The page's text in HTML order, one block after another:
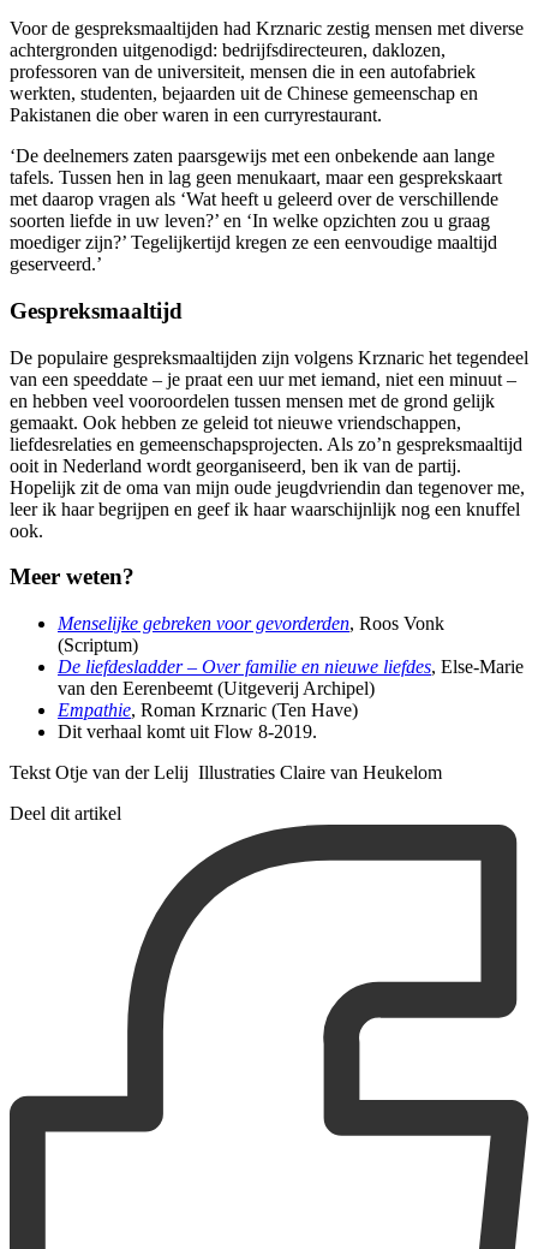
Voor de gespreksmaaltijden had Krznaric zestig mensen met diverse
achtergronden uitgenodigd: bedrijfsdirecteuren, daklozen,
professoren van de universiteit, mensen die in een autofabriek
werkten, studenten, bejaarden uit de Chinese gemeenschap en
Pakistanen die ober waren in een curryrestaurant.
‘De deelnemers zaten paarsgewijs met een onbekende aan lange
tafels. Tussen hen in lag geen menukaart, maar een gesprekskaart
met daarop vragen als ‘Wat heeft u geleerd over de verschillende
soorten liefde in uw leven?’ en ‘In welke opzichten zou u graag
moediger zijn?’ Tegelijkertijd kregen ze een eenvoudige maaltijd
geserveerd.’
Gespreksmaaltijd
De populaire gespreksmaaltijden zijn volgens Krznaric het tegendeel
van een speeddate – je praat een uur met iemand, niet een minuut –
en hebben veel vooroordelen tussen mensen met de grond gelijk
gemaakt. Ook hebben ze geleid tot nieuwe vriendschappen,
liefdesrelaties en gemeenschapsprojecten. Als zo’n gespreksmaaltijd
ooit in Nederland wordt georganiseerd, ben ik van de partij.
Hopelijk zit de oma van mijn oude jeugdvriendin dan tegenover me,
leer ik haar begrijpen en geef ik haar waarschijnlijk nog een knuffel
ook.
Meer weten?
Menselijke gebreken voor gevorderden, Roos Vonk
(Scriptum)
De liefdesladder – Over familie en nieuwe liefdes, Else-Marie
van den Eerenbeemt (Uitgeverij Archipel)
Empathie, Roman Krznaric (Ten Have)
Dit verhaal komt uit Flow 8-2019.
Tekst Otje van der Lelij Illustraties Claire van Heukelom
Deel dit artikel